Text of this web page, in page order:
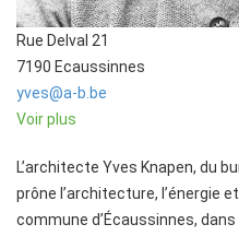
Rue Delval 21
7190 Ecaussinnes
yves@a-b.be
Voir plus
L’architecte Yves Knapen, du
prône l’architecture, l’énergie
commune d’Écaussinnes,